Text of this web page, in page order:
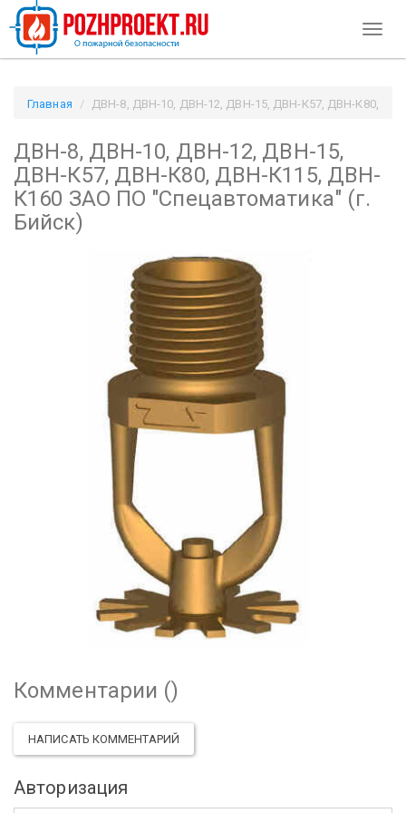
Главная
ДВН-8, ДВН-10, ДВН-12, ДВН-15, ДВН-К57, ДВН-К80,
Pozhproekt.ru
ДВН-8, ДВН-10, ДВН-12, ДВН-15,
ДВН-К57, ДВН-К80, ДВН-К115, ДВН-
К160 ЗАО ПО "Спецавтоматика" (г.
Бийск)
Комментарии ()
НАПИСАТЬ КОММЕНТАРИЙ
Авторизация